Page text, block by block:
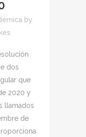
by
dos
que
2020 y
llamados
de